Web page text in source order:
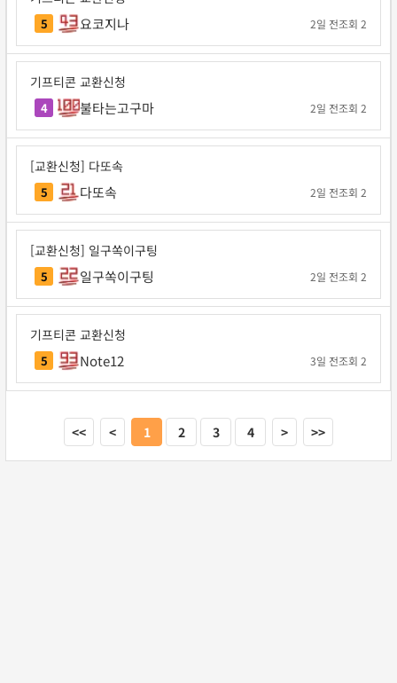
5 요코지나 2일 전조회 2
기프티콘 교환신청
4 불타는고구마 2일 전조회 2
[교환신청] 다또속
5 다또속 2일 전조회 2
[교환신청] 일구쏙이구팅
5 일구쏙이구팅 2일 전조회 2
기프티콘 교환신청
5 Note12 3일 전조회 2
<< < 1 2 3 4 > >>